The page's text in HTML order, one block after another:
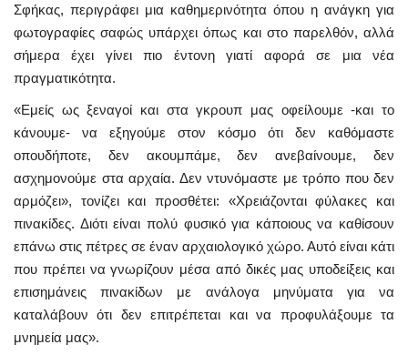
Σφήκας, περιγράφει μια καθημερινότητα όπου η ανάγκη για
φωτογραφίες σαφώς υπάρχει όπως και στο παρελθόν, αλλά
σήμερα έχει γίνει πιο έντονη γιατί αφορά σε μια νέα
πραγματικότητα.
«Εμείς ως ξεναγοί και στα γκρουπ μας οφείλουμε -και το
κάνουμε- να εξηγούμε στον κόσμο ότι δεν καθόμαστε
οπουδήποτε, δεν ακουμπάμε, δεν ανεβαίνουμε, δεν
ασχημονούμε στα αρχαία. Δεν ντυνόμαστε με τρόπο που δεν
αρμόζει», τονίζει και προσθέτει: «Χρειάζονται φύλακες και
πινακίδες. Διότι είναι πολύ φυσικό για κάποιους να καθίσουν
επάνω στις πέτρες σε έναν αρχαιολογικό χώρο. Αυτό είναι κάτι
που πρέπει να γνωρίζουν μέσα από δικές μας υποδείξεις και
επισημάνεις πινακίδων με ανάλογα μηνύματα για να
καταλάβουν ότι δεν επιτρέπεται και να προφυλάξουμε τα
μνημεία μας».